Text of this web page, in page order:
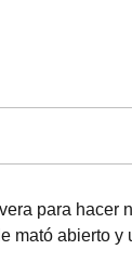
para hacer
mató abierto